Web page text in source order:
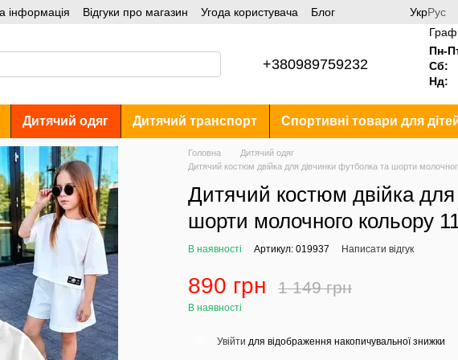
інформація Відгуки про магазин Угода користувача
Блог
УкрРус
+380989759232
Пн-
Сб:
Нд:
Дитячий одяг Дитячий транспорт Спортивні товари для
Головна
Дитячий одяг
Дитячий костюм двійка для дівчинки футболка та шорти
Дитячий костюм двійка
шорти молочного кольору
В наявності Артикул: 019937 Написати відгук
890 грн 1 149 грн
В наявності
Увійти для відображення накопичувальної знижки